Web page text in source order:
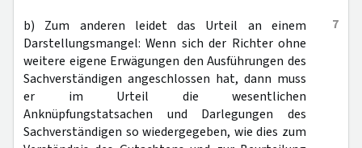
7
b) Zum anderen leidet das Urteil an einem
Darstellungsmangel: Wenn sich der Richter ohne
weitere eigene Erwägungen den Ausführungen des
Sachverständigen angeschlossen hat, dann muss
er im Urteil die wesentlichen
Anknüpfungstatsachen und Darlegungen des
Sachverständigen so wiedergegeben, wie dies zum